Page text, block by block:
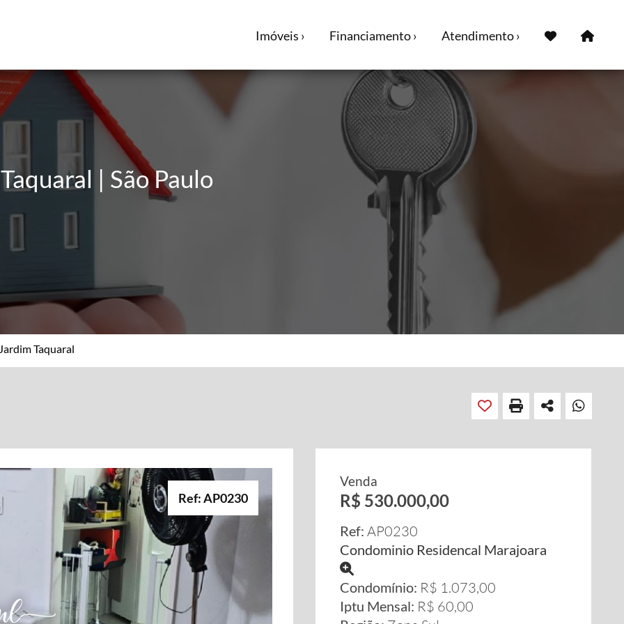
Imóveis › Financiamento › Atendimento ›
| São Paulo
Taquaral
Ref: AP0230
Venda
R$ 530.000,00
Ref: AP0230
Condominio Residencal Marajoara
Condomínio: R$ 1.073,00
Iptu Mensal: R$ 60,00